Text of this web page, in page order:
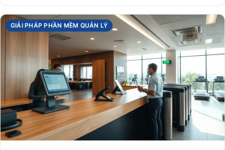
GIẢI PHÁP PHẦN MỀM QUẢN LÝ